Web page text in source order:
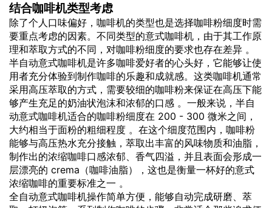
结合咖啡机类型考虑
除了个人口味偏好，咖啡机的类型也是选择咖啡粉细度时需
要重点考虑的因素。不同类型的意式咖啡机，由于其工作原
理和萃取方式的不同，对咖啡粉细度的要求也存在差异 。
半自动意式咖啡机是许多咖啡爱好者的心头好，它能够让使
用者充分体验到制作咖啡的乐趣和成就感。这类咖啡机通常
采用高压萃取的方式，需要较细的咖啡粉来保证在高压下能
够产生充足的奶油状泡沫和浓郁的口感 。一般来说，半自
动意式咖啡机适合的咖啡粉细度在 200 - 300 微米之间，
大约相当于面粉的粗细程度 。在这个细度范围内，咖啡粉
能够与高压热水充分接触，萃取出丰富的风味物质和油脂，
制作出的浓缩咖啡口感浓郁、香气四溢，并且表面会形成一
层漂亮的 crema（咖啡油脂），这也是衡量一杯好的意式
浓缩咖啡的重要标准之一 。
全自动意式咖啡机操作简单方便，能够自动完成研磨、萃